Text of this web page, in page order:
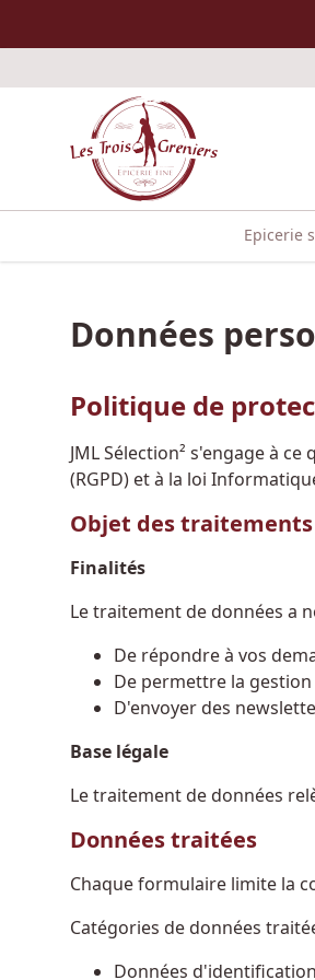
Epicerie
Données
Politique de
JML Sélection² s'engage à
(RGPD) et à la loi
Objet des
Finalités
Le traitement de données a
De répondre à vos
De permettre la
D'envoyer des
Base légale
Le traitement de données
Données traitées
Chaque formulaire limite la
Catégories de données
Données d'identification